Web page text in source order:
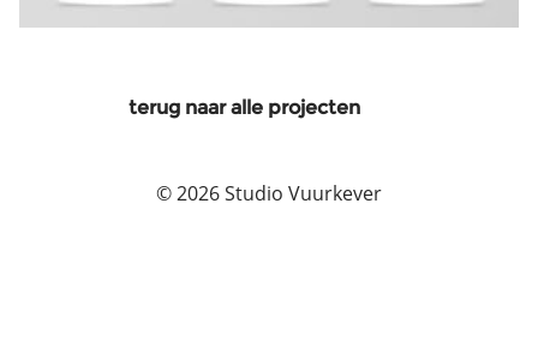
terug naar alle projecten
© 2026 Studio Vuurkever